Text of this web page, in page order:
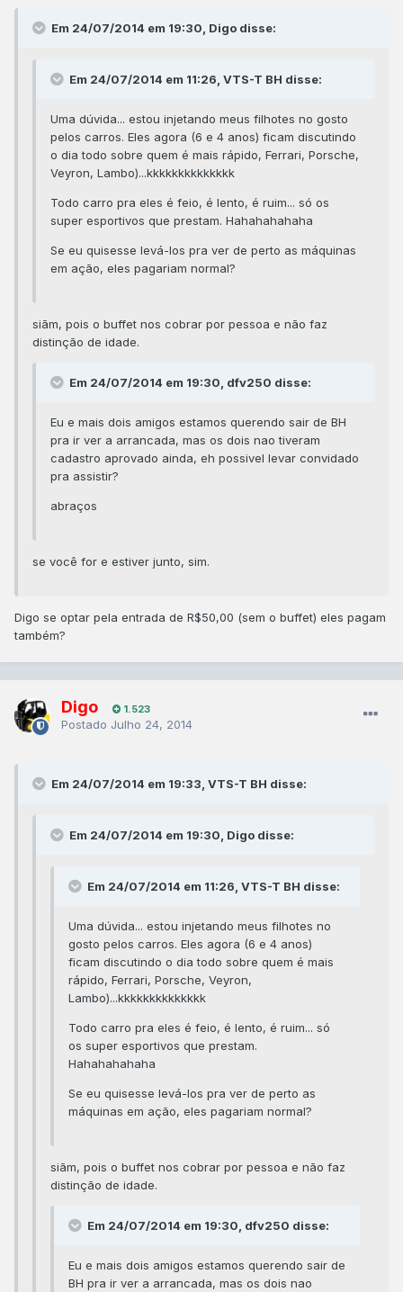
Em 24/07/2014 em 19:30, Digo disse:
Em 24/07/2014 em 11:26, VTS-T BH disse:
Uma dúvida... estou injetando meus filhotes no gosto
pelos carros. Eles agora (6 e 4 anos) ficam discutindo
o dia todo sobre quem é mais rápido, Ferrari, Porsche,
Veyron, Lambo)...kkkkkkkkkkkkkk
Todo carro pra eles é feio, é lento, é ruim... só os
super esportivos que prestam. Hahahahahaha
Se eu quisesse levá-los pra ver de perto as máquinas
em ação, eles pagariam normal?
siãm, pois o buffet nos cobrar por pessoa e não faz
distinção de idade.
Em 24/07/2014 em 19:30, dfv250 disse:
Eu e mais dois amigos estamos querendo sair de BH
pra ir ver a arrancada, mas os dois nao tiveram
cadastro aprovado ainda, eh possivel levar convidado
pra assistir?
abraços
se você for e estiver junto, sim.
Digo se optar pela entrada de R$50,00 (sem o buffet) eles pagam
também?
Digo 1.523
Postado Julho 24, 2014
Em 24/07/2014 em 19:33, VTS-T BH disse:
Em 24/07/2014 em 19:30, Digo disse:
Em 24/07/2014 em 11:26, VTS-T BH disse:
Uma dúvida... estou injetando meus filhotes no
gosto pelos carros. Eles agora (6 e 4 anos)
ficam discutindo o dia todo sobre quem é mais
rápido, Ferrari, Porsche, Veyron,
Lambo)...kkkkkkkkkkkkkk
Todo carro pra eles é feio, é lento, é ruim... só
os super esportivos que prestam.
Hahahahahaha
Se eu quisesse levá-los pra ver de perto as
máquinas em ação, eles pagariam normal?
siãm, pois o buffet nos cobrar por pessoa e não faz
distinção de idade.
Em 24/07/2014 em 19:30, dfv250 disse:
Eu e mais dois amigos estamos querendo sair de
BH pra ir ver a arrancada, mas os dois nao